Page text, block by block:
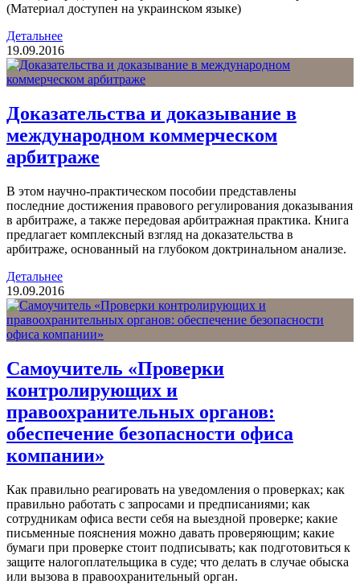
(Материал доступен на украинском языке)
Детальнее
19.09.2016
Доказательства и доказывание в
международном коммерческом
арбитраже
В этом научно-практическом пособии представлены
последние достижения правового регулирования доказывания
в арбитраже, а также передовая арбитражная практика. Книга
предлагает комплексный взгляд на доказательства в
арбитраже, основанный на глубоком доктринальном анализе.
Детальнее
19.09.2016
Cамоучитель «Проверки
контролирующих и
правоохранительных органов:
обеспечение безопасности офиса
компании»
Как правильно реагировать на уведомления о проверках; как
правильно работать с запросами и предписаниями; как
сотрудникам офиса вести себя на выездной проверке; какие
письменные пояснения можно давать проверяющим; какие
бумаги при проверке стоит подписывать; как подготовиться к
защите налогоплательщика в суде; что делать в случае обыска
или вызова в правоохранительный орган.